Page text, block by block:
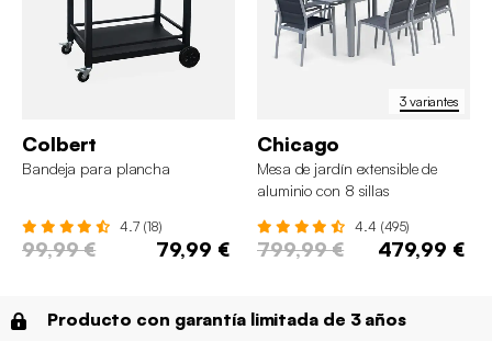
Colbert
Bandeja para plancha
4.7 (18)
99,99 € 79,99 €
3 variantes
Chicago
Mesa de jardín extensible de
aluminio con 8 sillas
4.4 (495)
799,99 € 479,99 €
Producto con garantía limitada de 3 años